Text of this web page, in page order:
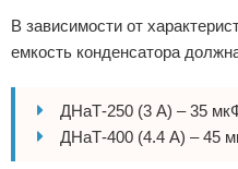
В зависимости от
емкость конденсатора
ДНаТ-250 (3 А) – 35
ДНаТ-400 (4.4 А) – 45